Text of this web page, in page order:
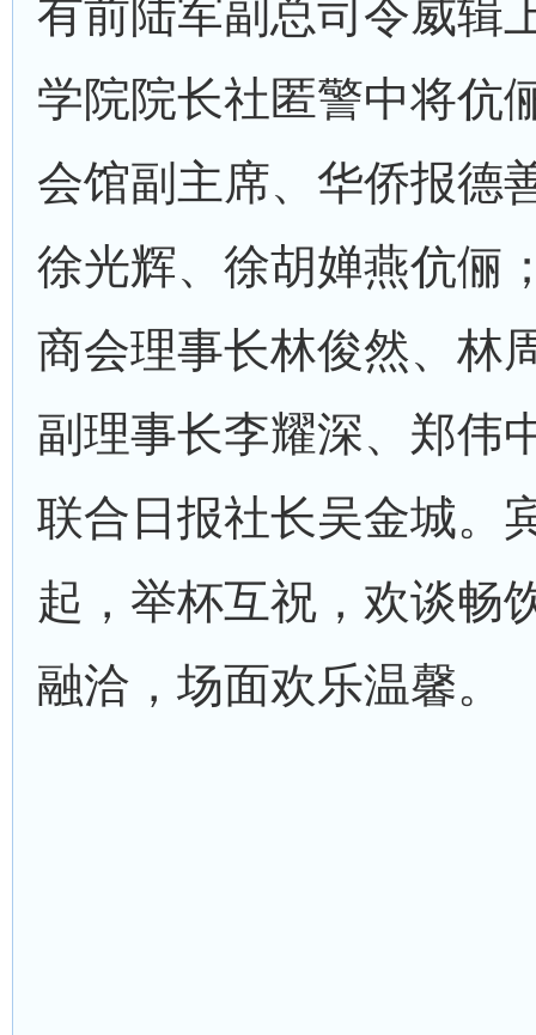
有前陆军副总司令威辑
学院院长社匿警中将伉
会馆副主席、华侨报德
徐光辉、徐胡婵燕伉俪
商会理事长林俊然、林
副理事长李耀深、郑伟
联合日报社长吴金城。
起，举杯互祝，欢谈畅
融洽，场面欢乐温馨。